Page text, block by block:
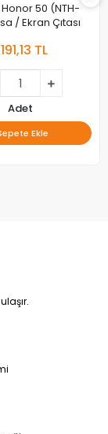
50 (NTH-
/ Ekran Çıtası
TL
Adet
Ekle